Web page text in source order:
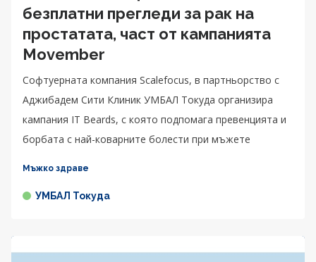
безплатни прегледи за рак на
простатата, част от кампанията
Movember
Софтуерната компания Scalefocus, в партньорство с
Аджибадем Сити Клиник УМБАЛ Токуда организира
кампания IT Beards, с която подпомага превенцията и
борбата с най-коварните болести при мъжете
Мъжко здраве
УМБАЛ Токуда